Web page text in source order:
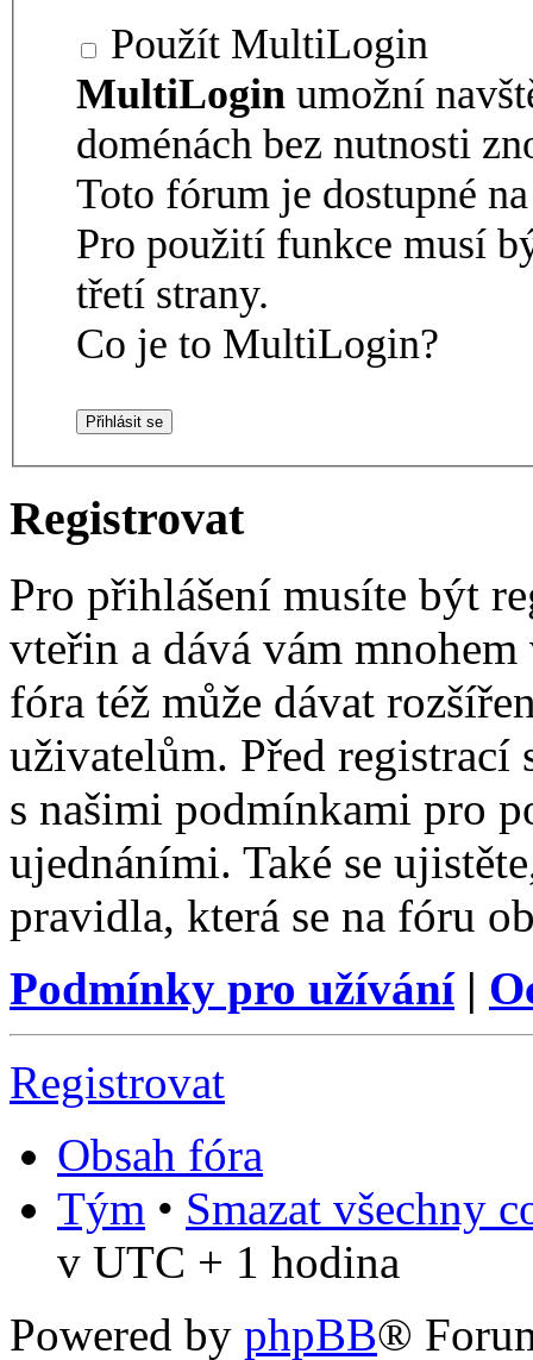
Použít MultiLogin
MultiLogin umožní
doménách bez nutnosti
Toto fórum je dostupné
Pro použití funkce musí
třetí strany.
Co je to MultiLogin?
Registrovat
Pro přihlášení musíte být
vteřin a dává vám
fóra též může dávat
uživatelům. Před registrací
s našimi podmínkami pro
ujednáními. Také se
pravidla, která se na fóru
Podmínky pro užívání|
Registrovat
Obsah fóra
Tým • Smazat všechny
v UTC + 1 hodina
Powered by phpBB®